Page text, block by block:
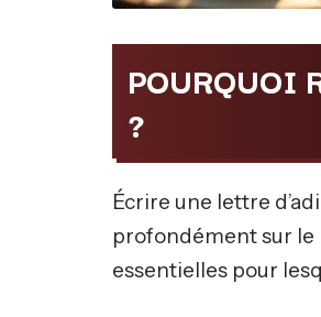
POURQUOI
?
Écrire une lettre
profondément sur le
essentielles pour